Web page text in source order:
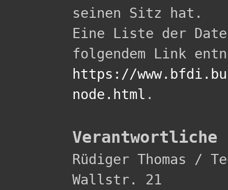
seinen Sitz hat.
Eine Liste der
https://
node.html .
Rüdiger Thomas /
Wallstr. 21